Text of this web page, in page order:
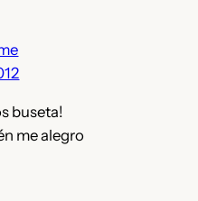
buseta!
me alegro